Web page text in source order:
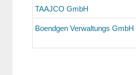
TAAJCO GmbH
Boendgen Verwaltungs GmbH